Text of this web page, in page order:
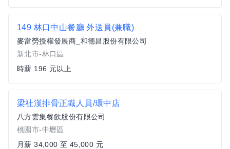
149 林口中山餐廳 外送員(兼職)
麥當勞授權發展商_和德昌股份有限公司
新北市-林口區
時薪 196 元以上
梁社漢排骨正職人員/環中店
八方雲集餐飲股份有限公司
桃園市-中壢區
月薪 34,000 至 45,000 元